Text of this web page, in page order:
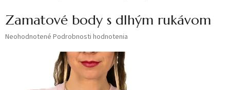
Zamatové body s dlhým rukávom
Priemerné
Neohodnotené Podrobnosti hodnotenia